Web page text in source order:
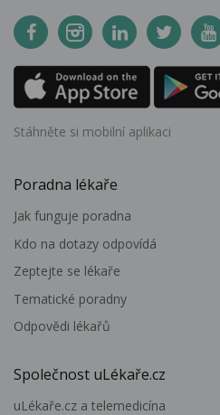
Stáhněte si mobilní aplikaci
Poradna lékaře
Jak funguje poradna
Kdo na dotazy odpovídá
Zeptejte se lékaře
Tematické poradny
Odpovědi lékařů
Společnost uLékaře.cz
uLékaře.cz a telemedicína